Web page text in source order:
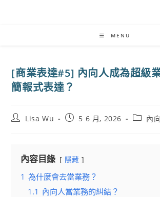
MENU
[商業表達#5] 內向人成為超級
簡報式表達？
PostLisa Wu
Post5 6 月, 2026
Post內
內容目錄 隱藏
1 為什麼會去當業務？
1.1 內向人當業務的糾結？